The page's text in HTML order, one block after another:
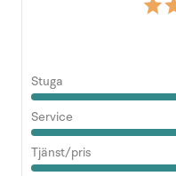
Stuga
Service
Tjänst/pris